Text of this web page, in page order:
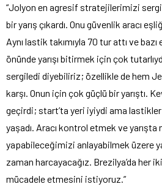
“Jolyon en agresif stratejilerimizi
bir yarış çıkardı. Onu güvenlik aracı
Aynı lastik takımıyla 70 tur attı ve
önünde yarışı bitirmek için çok
sergiledi diyebiliriz; özellikle de hem
karşı. Onun için çok güçlü bir yarıştı.
geçirdi; start’ta yeri iyiydi ama
yaşadı. Aracı kontrol etmek ve yarışta
yapabileceğimizi anlayabilmek üzere
zaman harcayacağız. Brezilya’da her
mücadele etmesini istiyoruz.”